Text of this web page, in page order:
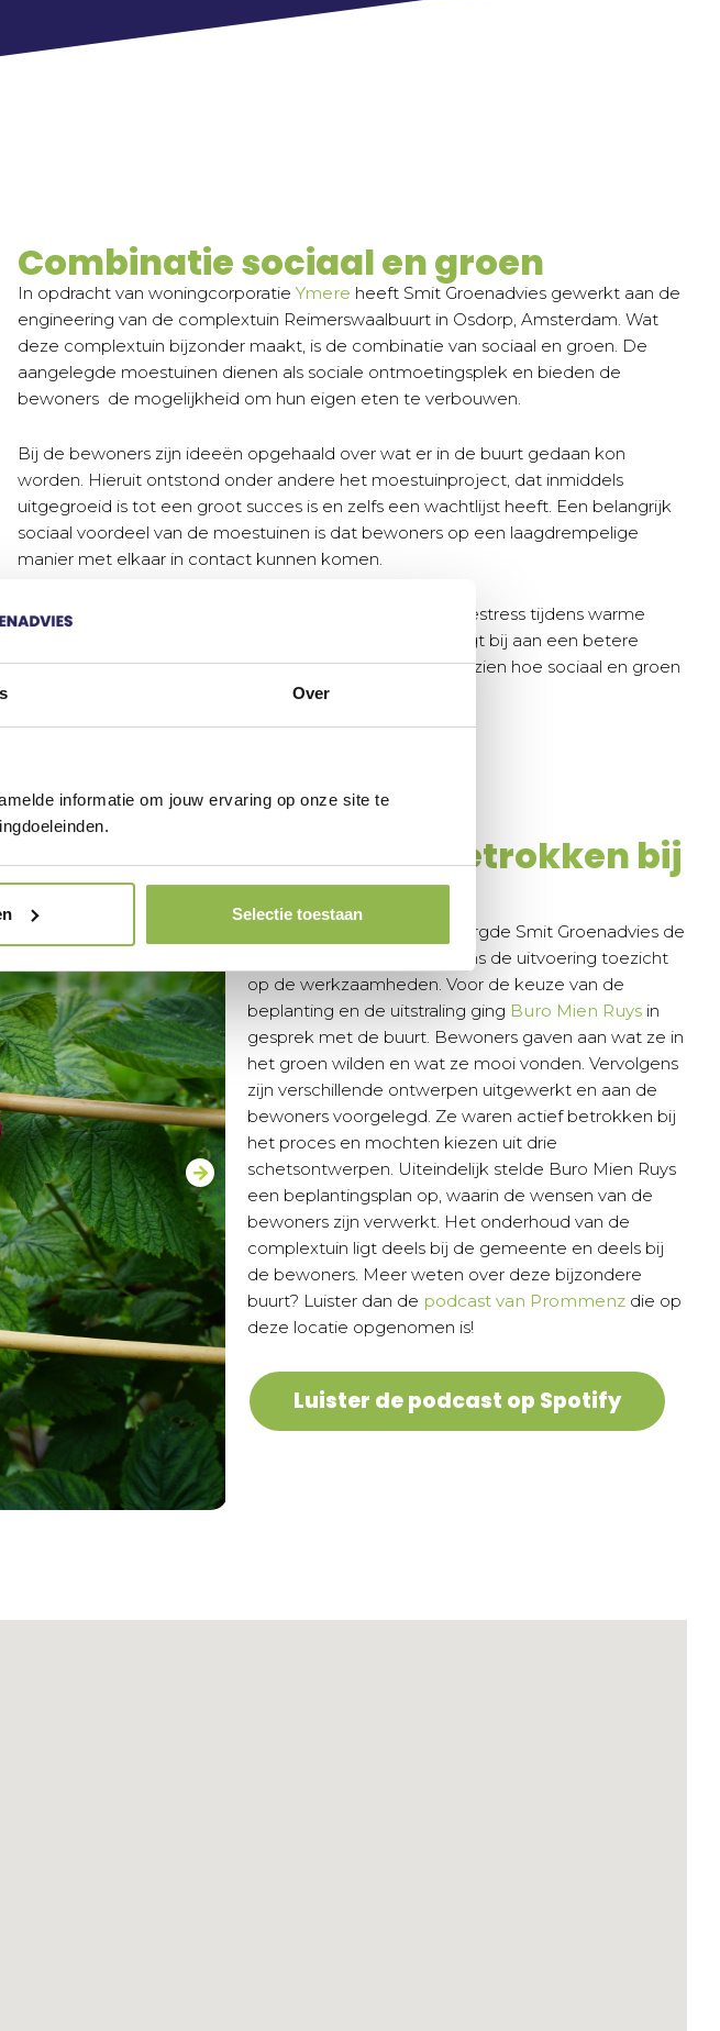
Over
informatie om jouw ervaring op onze site te
Selectie toestaan
Combinatie sociaal en groen
In opdracht van woningcorporatie Ymere heeft Smit Groenadvies gewerkt aan de
engineering van de complextuin Reimerswaalbuurt in Osdorp, Amsterdam. Wat
deze complextuin bijzonder maakt, is de combinatie van sociaal en groen. De
aangelegde moestuinen dienen als sociale ontmoetingsplek en bieden de
bewoners de mogelijkheid om hun eigen eten te verbouwen.
Bij de bewoners zijn ideeën opgehaald over wat er in de buurt gedaan kon
worden. Hieruit ontstond onder andere het moestuinproject, dat inmiddels
uitgegroeid is tot een groot succes is en zelfs een wachtlijst heeft. Een belangrijk
sociaal voordeel van de moestuinen is dat bewoners op een laagdrempelige
manier met elkaar in contact kunnen komen.
Naast het sociale aspect is rekening gehouden met hittestress tijdens warme
periodes. De groene inrichting van de complextuin draagt bij aan een betere
leefomgeving en een grotere biodiversiteit. Mooi om te zien hoe sociaal en groen
zichtbaar samenkomen in dit gebied.
Bewoners betrokken bij
het ontwerp
Naast de engineering verzorgde Smit Groenadvies de
aanbesteding en hield tijdens de uitvoering toezicht
op de werkzaamheden. Voor de keuze van de
beplanting en de uitstraling ging Buro Mien Ruys in
gesprek met de buurt. Bewoners gaven aan wat ze in
het groen wilden en wat ze mooi vonden. Vervolgens
zijn verschillende ontwerpen uitgewerkt en aan de
bewoners voorgelegd. Ze waren actief betrokken bij
het proces en mochten kiezen uit drie
schetsontwerpen. Uiteindelijk stelde Buro Mien Ruys
een beplantingsplan op, waarin de wensen van de
bewoners zijn verwerkt. Het onderhoud van de
complextuin ligt deels bij de gemeente en deels bij
de bewoners. Meer weten over deze bijzondere
buurt? Luister dan de podcast van Prommenz die op
deze locatie opgenomen is!
Luister de podcast op Spotify